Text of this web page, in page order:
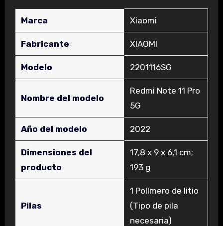
Marca ‎Xiaomi
Fabricante ‎XIAOMI
Modelo ‎2201116SG
Nombre del modelo
‎Redmi Note 11 Pro
5G
Año del modelo ‎2022
Dimensiones del
producto
‎17,8 x 9 x 6,1 cm;
193 g
Pilas
‎1 Polímero de litio
(Tipo de pila
necesaria)